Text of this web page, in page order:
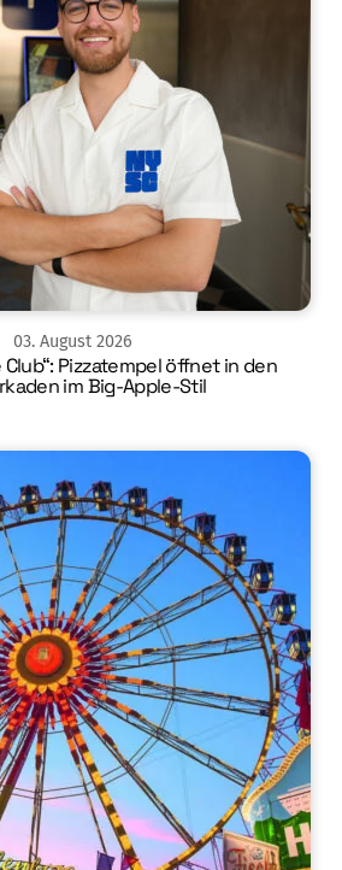
03. August 2026
Club“: Pizzatempel öffnet in den
im Big-Apple-Stil